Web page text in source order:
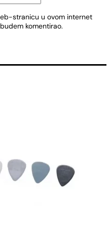
stranicu u ovom internet
komentirao.